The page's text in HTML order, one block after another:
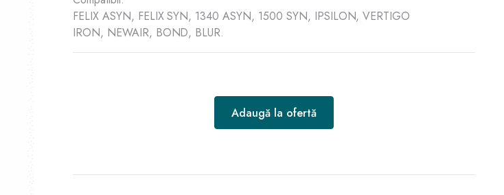
FELIX ASYN, FELIX SYN, 1340 ASYN, 1500 SYN, IPSILON, VERTIGO
IRON, NEWAIR, BOND, BLUR.
Adaugă la ofertă